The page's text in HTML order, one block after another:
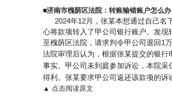
■济南市槐荫区法院 ：转账输错账户怎么
2024年12月，张某本想通过自己名
心将款项转入了甲公司银行账户。发
至槐荫区法院，请求判令甲公司退回1万
法院审理后认为，根据张某提交的银
事实。甲公司未到庭参加诉讼，本院
得利。张某要求甲公司返还该款项的诉
▲ 点击阅读原文